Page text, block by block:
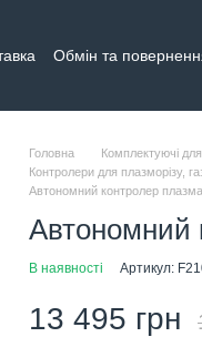
Обмін та
Головна Комплектуючі
Контролери для плазморізу,
Автономний контролер
Автономний
В наявності Артикул:
13 495 грн